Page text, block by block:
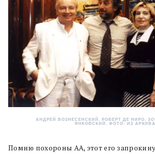
АНДРЕЙ ВОЗНЕСЕНСКИЙ, РОБЕРТ ДЕ НИРО,
ЯНКОВСКИЙ. ФОТО: ИЗ
Помню похороны АА, этот его